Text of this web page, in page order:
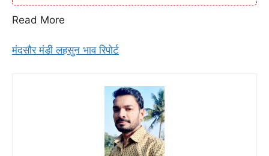
Read More
मंदसौर मंडी लहसुन भाव रिपोर्ट